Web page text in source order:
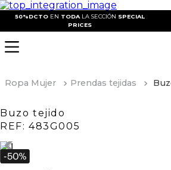
50%DCTO EN TODA LA SECCIÓN SPECIAL
PRICES
Ropa Mujer Prendas tejidas
Buzo tejido
REF: 483G005